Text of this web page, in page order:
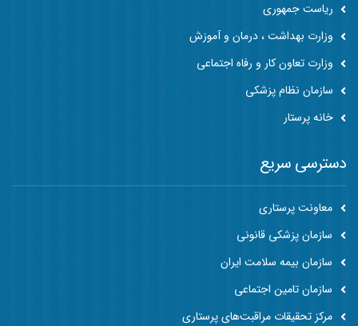
ریاست جمهوری
وزارت بهداشت ، درمان و آموزش
وزارت تعاون کار و رفاه اجتماعی
سازمان نظام پزشکی
خانه پرستار
دسترسی سریع
معاونت پرستاری
سازمان پزشکی قانونی
سازمان بیمه سلامت ایران
سازمان تامین اجتماعی
مرکز تحقیقات مراقبت‌های پرستاری